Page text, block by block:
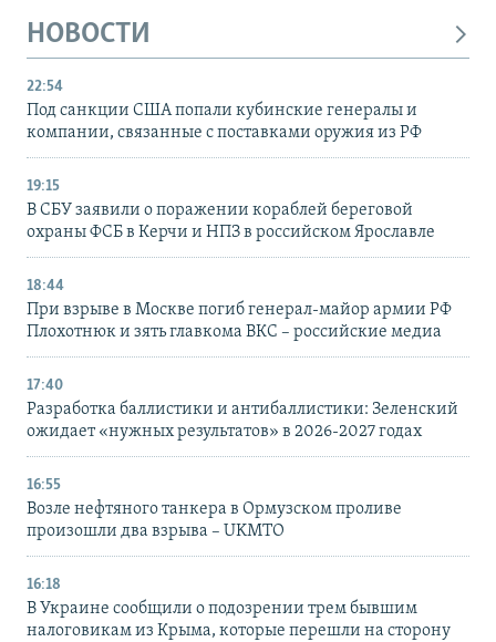
НОВОСТИ
22:54
Под санкции США попали кубинские генералы и
компании, связанные с поставками оружия из РФ
19:15
В СБУ заявили о поражении кораблей береговой
охраны ФСБ в Керчи и НПЗ в российском Ярославле
18:44
При взрыве в Москве погиб генерал-майор армии РФ
Плохотнюк и зять главкома ВКС – российские медиа
17:40
Разработка баллистики и антибаллистики: Зеленский
ожидает «нужных результатов» в 2026-2027 годах
16:55
Возле нефтяного танкера в Ормузском проливе
произошли два взрыва – UKMTO
16:18
В Украине сообщили о подозрении трем бывшим
налоговикам из Крыма, которые перешли на сторону